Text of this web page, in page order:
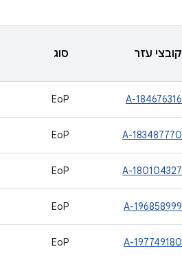
קובצי עזר סוג
A-184676316
EoP
A-183487770
EoP
A-180104327
EoP
A-196858999
EoP
A-197749180
EoP